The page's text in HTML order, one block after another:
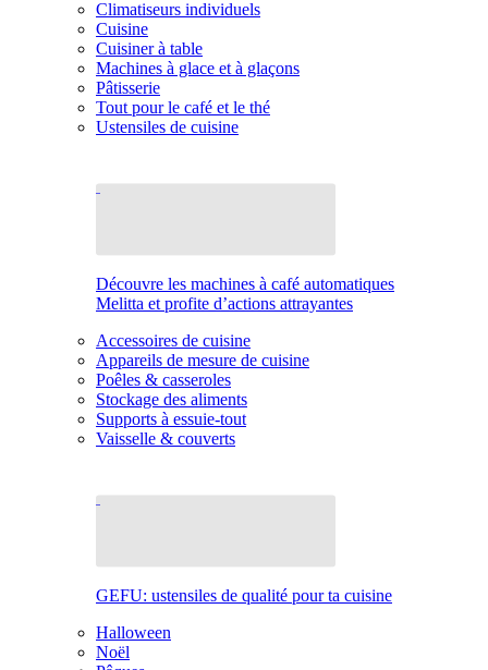
Climatiseurs individuels
Cuisine
Cuisiner à table
Machines à glace et à glaçons
Pâtisserie
Tout pour le café et le thé
Ustensiles de cuisine
Découvre les machines à café automatiques
Melitta et profite d’actions attrayantes
Accessoires de cuisine
Appareils de mesure de cuisine
Poêles & casseroles
Stockage des aliments
Supports à essuie-tout
Vaisselle & couverts
GEFU: ustensiles de qualité pour ta cuisine
Halloween
Noël